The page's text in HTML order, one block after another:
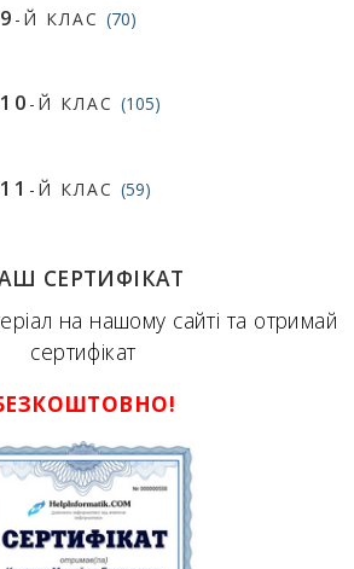
9 -Й КЛАС (70)
10 -Й КЛАС (105)
11 -Й КЛАС (59)
СЕРТИФІКАТ
на нашому сайті та отримай
сертифікат